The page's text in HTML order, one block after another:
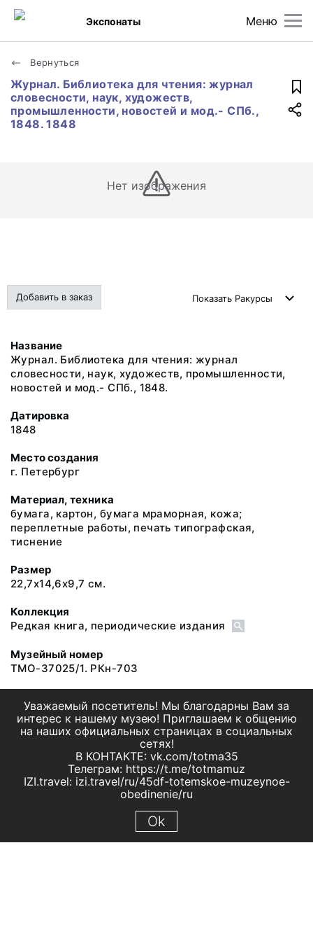
Меню
Экспонаты
Вернуться
Журнал. Библиотека для чтения: журнал
словесности, наук, художеств,
промышленности, новостей и мод.- СПб.,
1848. 1848
Нет изображения
Добавить в заказ Показать Ракурсы
Название
Журнал. Библиотека для чтения: журнал
словесности, наук, художеств, промышленности,
новостей и мод.- СПб., 1848.
Датировка
1848
Место создания
г. Петербург
Материал, техника
бумага, картон, бумага мраморная, кожа;
переплетные работы, печать типографская,
тиснение
Размер
22,7х14,6х9,7 см.
Коллекция
Редкая книга, периодические издания
Музейный номер
ТМО-37025/1. РКн-703
Уважаемый посетитель! Мы благодарны Вам за
интерес к нашему музею! Приглашаем к общению
на наших официальных страницах в социальных
сетях!
В КОНТАКТЕ: vk.com/totma35
Телеграм: https://t.me/totmamuz
IZI.travel: izi.travel/ru/45df-totemskoe-muzeynoe-
obedinenie/ru
Ok